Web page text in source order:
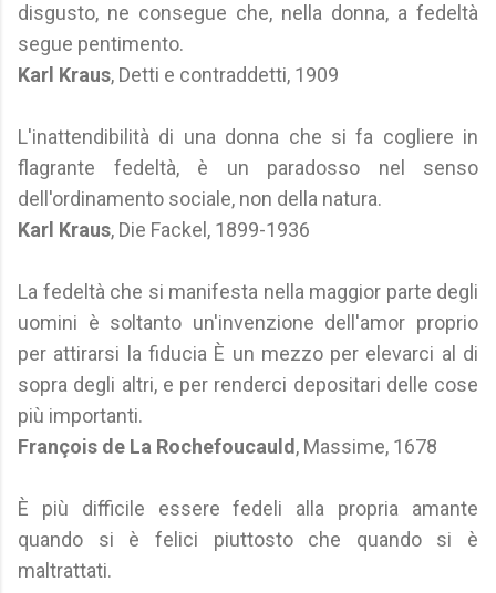
disgusto, ne consegue che, nella donna, a fedeltà
segue pentimento.
Karl Kraus, Detti e contraddetti, 1909
L'inattendibilità di una donna che si fa cogliere in
flagrante fedeltà, è un paradosso nel senso
dell'ordinamento sociale, non della natura.
Karl Kraus, Die Fackel, 1899-1936
La fedeltà che si manifesta nella maggior parte degli
uomini è soltanto un'invenzione dell'amor proprio
per attirarsi la fiducia È un mezzo per elevarci al di
sopra degli altri, e per renderci depositari delle cose
più importanti.
François de La Rochefoucauld , Massime, 1678
È più difficile essere fedeli alla propria amante
quando si è felici piuttosto che quando si è
maltrattati.